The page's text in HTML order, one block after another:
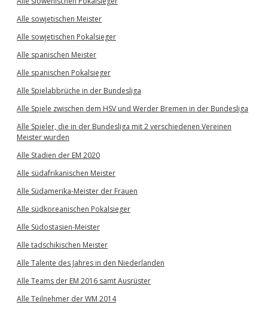
Alle sowjetischen Meister
Alle sowjetischen Pokalsieger
Alle spanischen Meister
Alle spanischen Pokalsieger
Alle Spielabbrüche in der Bundesliga
Alle Spiele zwischen dem HSV und Werder Bremen in der Bundesliga
Alle Spieler, die in der Bundesliga mit 2 verschiedenen Vereinen
Meister wurden
Alle Stadien der EM 2020
Alle südafrikanischen Meister
Alle Südamerika-Meister der Frauen
Alle südkoreanischen Pokalsieger
Alle Südostasien-Meister
Alle tadschikischen Meister
Alle Talente des Jahres in den Niederlanden
Alle Teams der EM 2016 samt Ausrüster
Alle Teilnehmer der WM 2014